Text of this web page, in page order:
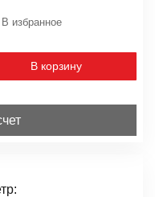
В избранное
В корзину